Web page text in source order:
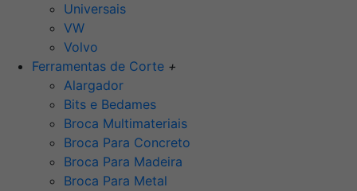
Universais
VW
Volvo
Ferramentas de Corte +
Alargador
Bits e Bedames
Broca Multimateriais
Broca Para Concreto
Broca Para Madeira
Broca Para Metal